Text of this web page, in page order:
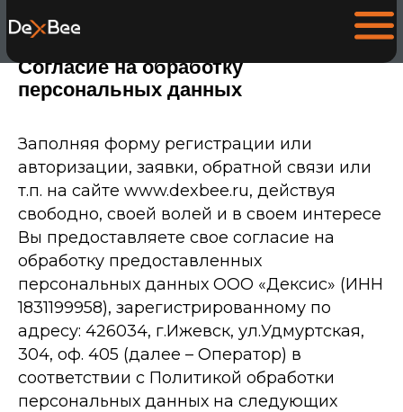
Согласие на обработку
персональных данных
Заполняя форму регистрации или
авторизации, заявки, обратной связи или
т.п. на сайте www.dexbee.ru, действуя
свободно, своей волей и в своем интересе
Вы предоставляете свое согласие на
обработку предоставленных
персональных данных ООО «Дексис» (ИНН
1831199958), зарегистрированному по
адресу: 426034, г.Ижевск, ул.Удмуртская,
304, оф. 405 (далее – Оператор) в
соответствии с Политикой обработки
персональных данных на следующих